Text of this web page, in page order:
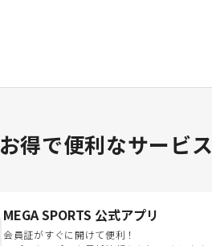
お得で便利なサービス
MEGA SPORTS 公式アプリ
会員証がすぐに開けて便利！